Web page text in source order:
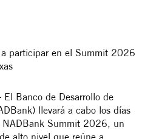
participar en el Summit 2026
Banco de Desarrollo de
llevará a cabo los días
Summit 2026, un